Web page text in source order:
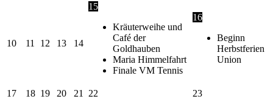
10 11 12 13 14
15
Kräuterweihe und
Café der
Goldhauben
Maria Himmelfahrt
Finale VM Tennis
16
Beginn
Herbstferien
Union
17 18 19 20 21 22
23